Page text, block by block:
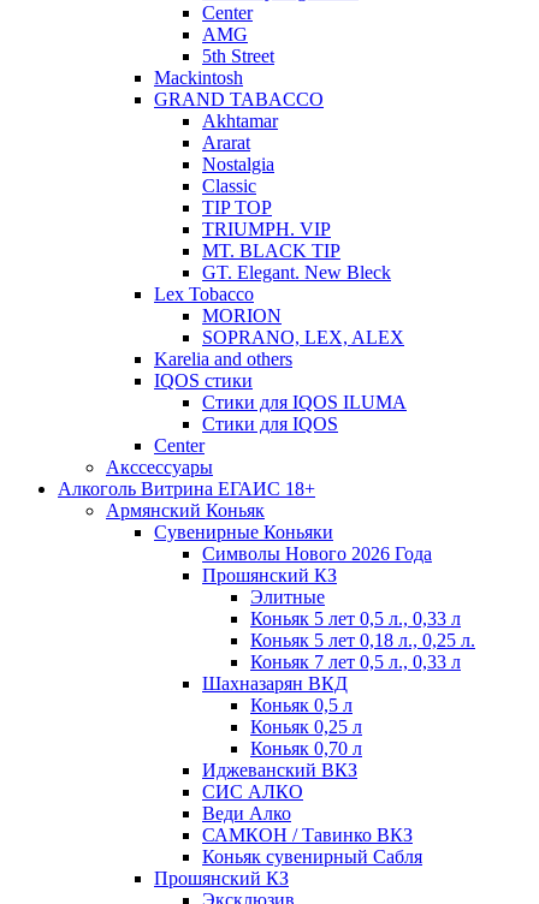
Center
AMG
5th Street
Mackintosh
GRAND TABACCO
Akhtamar
Ararat
Nostalgia
Classic
TIP TOP
TRIUMPH. VIP
MT. BLACK TIP
GT. Elegant. New Bleck
Lex Tobacco
MORION
SOPRANO, LEX, ALEX
Karelia and others
IQOS стики
Стики для IQOS ILUMA
Стики для IQOS
Сenter
Акссессуары
Алкоголь Витрина ЕГАИС 18+
Армянский Коньяк
Сувенирные Коньяки
Символы Нового 2026 Года
Прошянский КЗ
Элитные
Коньяк 5 лет 0,5 л., 0,33 л
Коньяк 5 лет 0,18 л., 0,25 л.
Коньяк 7 лет 0,5 л., 0,33 л
Шахназарян ВКД
Коньяк 0,5 л
Коньяк 0,25 л
Коньяк 0,70 л
Иджеванский ВКЗ
СИС АЛКО
Веди Алко
САМКОН / Тавинко ВКЗ
Коньяк сувенирный Сабля
Прошянский КЗ
Эксклюзив